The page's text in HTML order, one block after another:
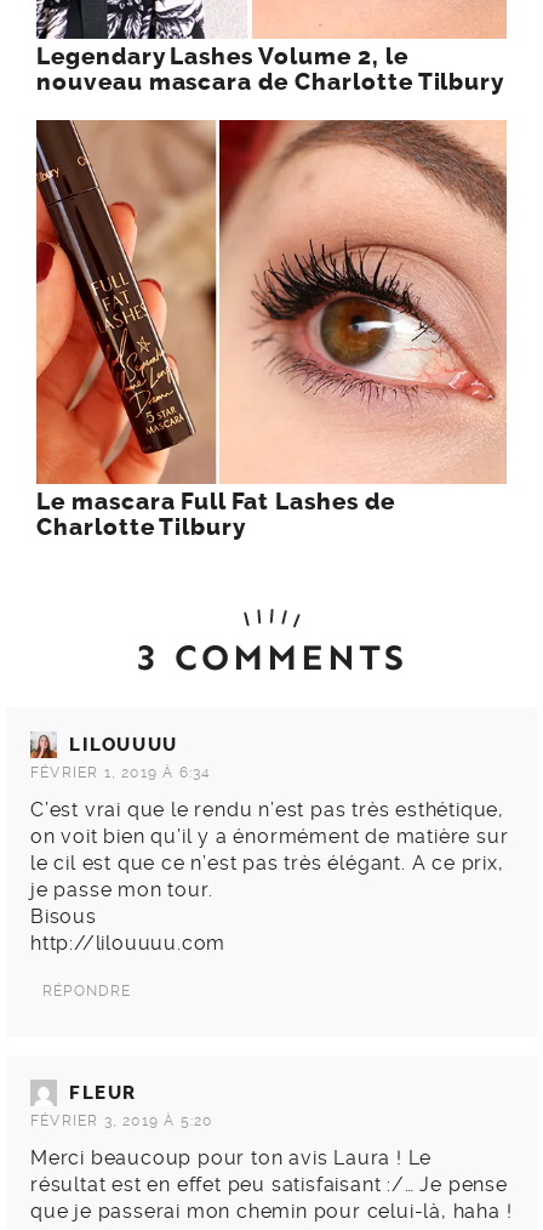
Legendary Lashes Volume 2, le
nouveau mascara de Charlotte Tilbury
Le mascara Full Fat Lashes de
Charlotte Tilbury
3 COMMENTS
LILOUUUU
FÉVRIER 1, 2019 À 6:34
C’est vrai que le rendu n’est pas très esthétique,
on voit bien qu’il y a énormément de matière sur
le cil est que ce n’est pas très élégant. A ce prix,
je passe mon tour.
Bisous
http://lilouuuu.com
RÉPONDRE
FLEUR
FÉVRIER 3, 2019 À 5:20
Merci beaucoup pour ton avis Laura ! Le
résultat est en effet peu satisfaisant :/… Je pense
que je passerai mon chemin pour celui-là, haha !